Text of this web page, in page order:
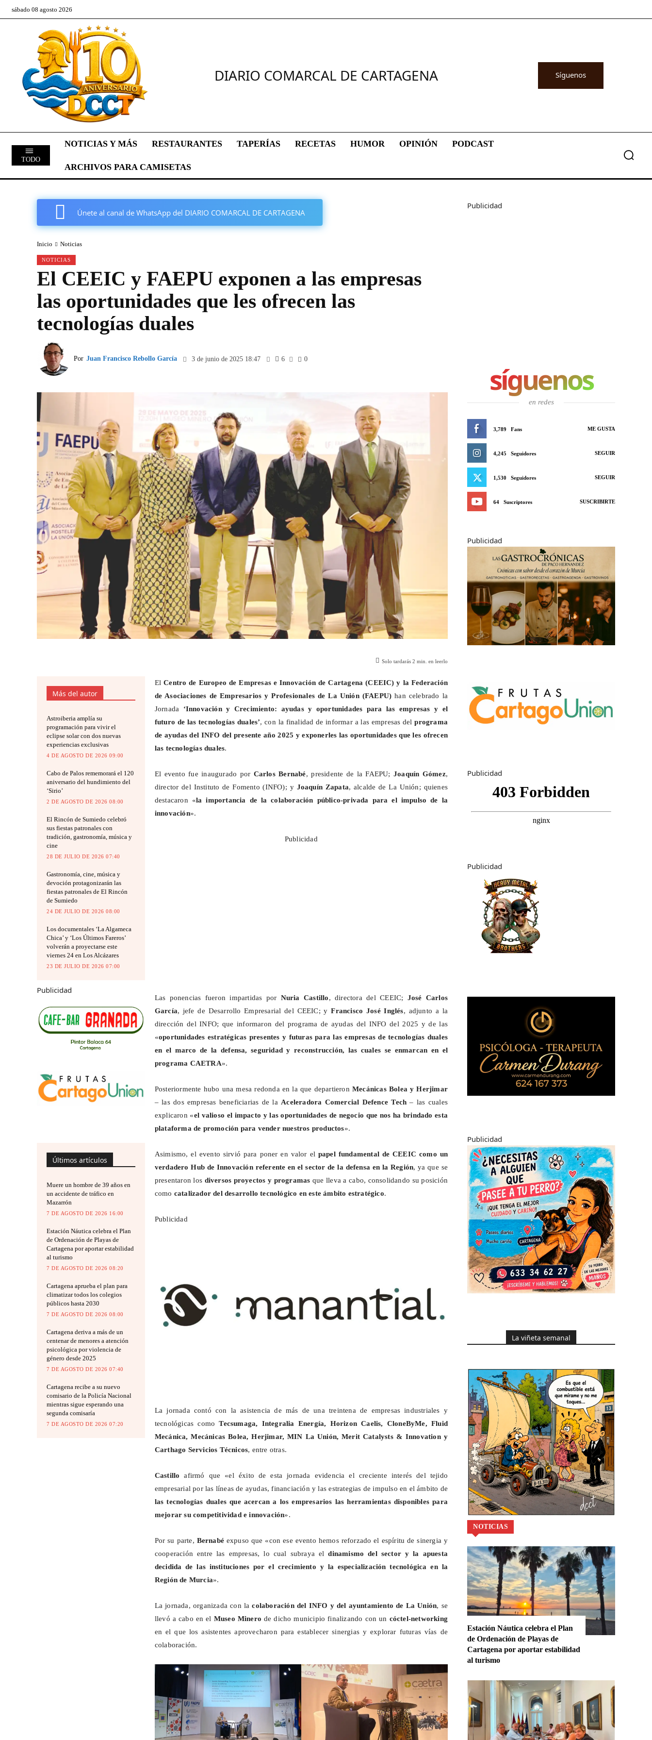
sábado 08 agosto 2026
DIARIO COMARCAL DE CARTAGENA Síguenos
TODO
NOTICIAS Y MÁS RESTAURANTES TAPERÍAS RECETAS HUMOR OPINIÓN PODCAST
ARCHIVOS PARA CAMISETAS
Únete al canal de WhatsApp del DIARIO COMARCAL DE CARTAGENA
Inicio Noticias
NOTICIAS
El CEEIC y FAEPU exponen a las empresas
las oportunidades que les ofrecen las
tecnologías duales
Por Juan Francisco Rebollo García 3 de junio de 2025 18:47 6 0
Solo tardarás2 min. en leerlo
Más del autor
Astroiberia amplía su
programación para vivir el
eclipse solar con dos nuevas
experiencias exclusivas
4 DE AGOSTO DE 2026 09:00
Cabo de Palos rememorará el 120
aniversario del hundimiento del
‘Sirio’
2 DE AGOSTO DE 2026 08:00
El Rincón de Sumiedo celebró
sus fiestas patronales con
tradición, gastronomía, música y
cine
28 DE JULIO DE 2026 07:40
Gastronomía, cine, música y
devoción protagonizarán las
fiestas patronales de El Rincón
de Sumiedo
24 DE JULIO DE 2026 08:00
Los documentales ‘La Algameca
Chica’ y ‘Los Últimos Fareros’
volverán a proyectarse este
viernes 24 en Los Alcázares
23 DE JULIO DE 2026 07:00
Publicidad
Últimos artículos
Muere un hombre de 39 años en
un accidente de tráfico en
Mazarrón
7 DE AGOSTO DE 2026 16:00
Estación Náutica celebra el Plan
de Ordenación de Playas de
Cartagena por aportar estabilidad
al turismo
7 DE AGOSTO DE 2026 08:20
Cartagena aprueba el plan para
climatizar todos los colegios
públicos hasta 2030
7 DE AGOSTO DE 2026 08:00
Cartagena deriva a más de un
centenar de menores a atención
psicológica por violencia de
género desde 2025
7 DE AGOSTO DE 2026 07:40
Cartagena recibe a su nuevo
comisario de la Policía Nacional
mientras sigue esperando una
segunda comisaría
7 DE AGOSTO DE 2026 07:20
ElCentro de Europeo de Empresas e Innovación de Cartagena (CEEIC) y la Federación
de Asociaciones de Empresarios y Profesionales de La Unión (FAEPU) han celebrado la
Jornada ‘Innovación y Crecimiento: ayudas y oportunidades para las empresas y el
futuro de las tecnologías duales’, con la finalidad de informar a las empresas del programa
de ayudas del INFO del presente año 2025 y exponerles las oportunidades que les ofrecen
las tecnologías duales.
El evento fue inaugurado por Carlos Bernabé, presidente de la FAEPU; Joaquín Gómez,
director del Instituto de Fomento (INFO); y Joaquín Zapata, alcalde de La Unión; quienes
destacaron «la importancia de la colaboración público-privada para el impulso de la
innovación».
Publicidad
Las ponencias fueron impartidas por Nuria Castillo, directora del CEEIC; José Carlos
García, jefe de Desarrollo Empresarial del CEEIC; yFrancisco José Inglés, adjunto a la
dirección del INFO; que informaron del programa de ayudas del INFO del 2025 y de las
«oportunidades estratégicas presentes y futuras para las empresas de tecnologías duales
en el marco de la defensa, seguridad y reconstrucción, las cuales se enmarcan en el
programa CAETRA».
Posteriormente hubo una mesa redonda en la que departieron Mecánicas Bolea yHerjimar
– las dos empresas beneficiarias de laAceleradora Comercial Defence Tech – las cuales
explicaron «el valioso el impacto y las oportunidades de negocio que nos ha brindado esta
plataforma de promoción para vender nuestros productos».
Asimismo, el evento sirvió para poner en valor el papel fundamental de CEEIC como un
verdaderoHubde Innovación referente en el sector de la defensa en la Región, ya que se
presentaron los diversos proyectos y programas que lleva a cabo, consolidando su posición
como catalizador del desarrollo tecnológico en este ámbito estratégico.
Publicidad
La jornada contó con la asistencia de más de una treintena de empresas industriales y
tecnológicas comoTecsumaga, Integralia Energía, Horizon Caelis, CloneByMe, Fluid
Mecánica, Mecánicas Bolea,Herjimar, MIN La Unión,Merit Catalysts& Innovationy
Carthago Servicios Técnicos, entre otras.
Castillo afirmó que «el éxito de esta jornada evidencia el creciente interés del tejido
empresarial por las líneas de ayudas, financiación y las estrategias de impulso en el ámbito de
las tecnologías duales que acercan a los empresarios las herramientas disponibles para
mejorar su competitividad e innovación».
Por su parte, Bernabé expuso que «con ese evento hemos reforzado el espíritu de sinergia y
cooperación entre las empresas, lo cual subraya eldinamismo del sector y la apuesta
decidida de las instituciones por el crecimiento y la especialización tecnológica en la
Región de Murcia».
La jornada, organizada con lacolaboración del INFO y del ayuntamiento de La Unión, se
llevó a cabo en el Museo Minero de dicho municipio finalizando con un cóctel-networking
en el que los asistentes aprovecharon para establecer sinergias y explorar futuras vías de
colaboración.
Publicidad
síguenos
en redes
3,789 Fans ME GUSTA
4,245 Seguidores SEGUIR
1,530 Seguidores SEGUIR
64 Suscriptores SUSCRIBIRTE
Publicidad
Publicidad
Publicidad
Publicidad
La viñeta semanal
NOTICIAS
Estación Náutica celebra el Plan
de Ordenación de Playas de
Cartagena por aportar estabilidad
al turismo